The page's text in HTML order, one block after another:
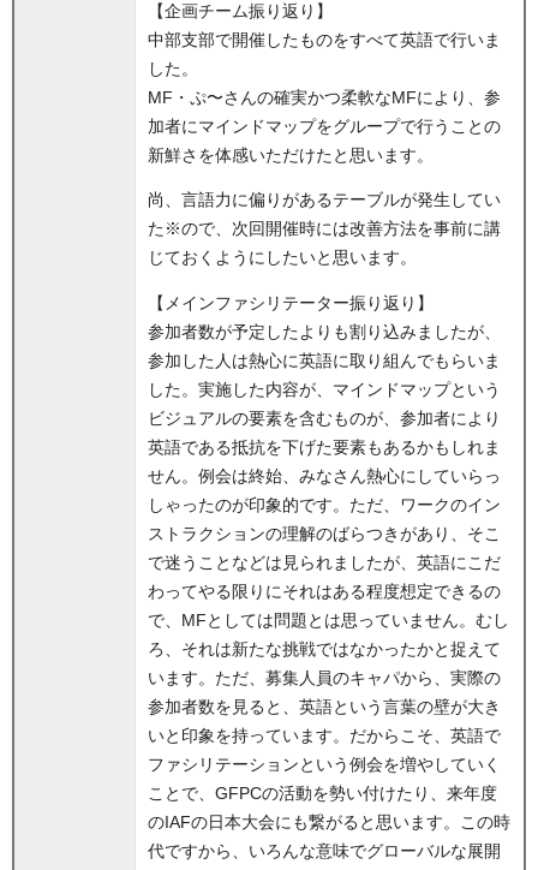
【企画チーム振り返り】
中部支部で開催したものをすべて英語で行いま
した。
MF・ぷ〜さんの確実かつ柔軟なMFにより、参
加者にマインドマップをグループで行うことの
新鮮さを体感いただけたと思います。
尚、言語力に偏りがあるテーブルが発生してい
た※ので、次回開催時には改善方法を事前に講
じておくようにしたいと思います。
【メインファシリテーター振り返り】
参加者数が予定したよりも割り込みましたが、
参加した人は熱心に英語に取り組んでもらいま
した。実施した内容が、マインドマップという
ビジュアルの要素を含むものが、参加者により
英語である抵抗を下げた要素もあるかもしれま
せん。例会は終始、みなさん熱心にしていらっ
しゃったのが印象的です。ただ、ワークのイン
ストラクションの理解のばらつきがあり、そこ
で迷うことなどは見られましたが、英語にこだ
わってやる限りにそれはある程度想定できるの
で、MFとしては問題とは思っていません。むし
ろ、それは新たな挑戦ではなかったかと捉えて
います。ただ、募集人員のキャパから、実際の
参加者数を見ると、英語という言葉の壁が大き
いと印象を持っています。だからこそ、英語で
ファシリテーションという例会を増やしていく
ことで、GFPCの活動を勢い付けたり、来年度
のIAFの日本大会にも繋がると思います。この時
代ですから、いろんな意味でグローバルな展開